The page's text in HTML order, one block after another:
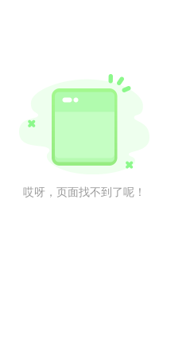
哎呀，页面找不到了呢！